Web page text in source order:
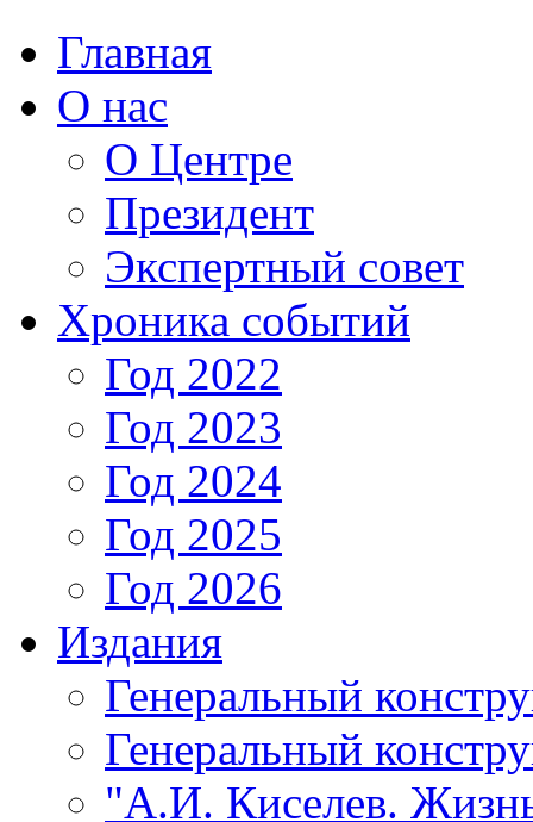
Главная
О нас
О Центре
Президент
Экспертный совет
Хроника событий
Год 2022
Год 2023
Год 2024
Год 2025
Год 2026
Издания
Генеральный
Генеральный
"А.И. Киселев.